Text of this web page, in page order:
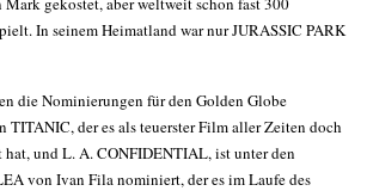
In seinem Heimatland war nur JURASSIC PARK
die Nominierungen für den Golden Globe
TITANIC, der es als teuerster Film aller Zeiten doch
und L. A. CONFIDENTIAL, ist unter den
von Ivan Fila nominiert, der es im Laufe des